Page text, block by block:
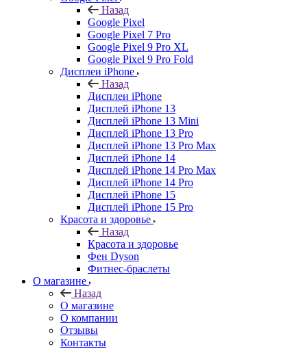
Назад
Google Pixel
Google Pixel 7 Pro
Google Pixel 9 Pro XL
Google Pixel 9 Pro Fold
Дисплеи iPhone
Назад
Дисплеи iPhone
Дисплей iPhone 13
Дисплей iPhone 13 Mini
Дисплей iPhone 13 Pro
Дисплей iPhone 13 Pro Max
Дисплей iPhone 14
Дисплей iPhone 14 Pro Max
Дисплей iPhone 14 Pro
Дисплей iPhone 15
Дисплей iPhone 15 Pro
Красота и здоровье
Назад
Красота и здоровье
Фен Dyson
Фитнес-браслеты
О магазине
Назад
О магазине
О компании
Отзывы
Контакты